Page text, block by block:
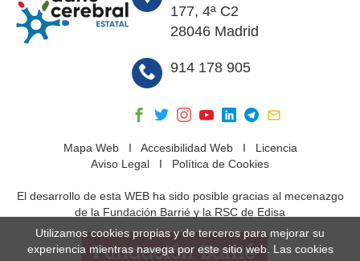
177, 4ª C2
28046 Madrid
914 178 905
Mapa WebI Accesibilidad WebI Licencia
Aviso Legal I Política de Cookies
El desarrollo de esta WEB ha sido posible gracias al mecenazgo
de la Fundación Barrié y la RSC de Edisa
Utilizamos cookies propias y de terceros para mejorar su
experiencia mientras navega por este sitio web. Las cookies